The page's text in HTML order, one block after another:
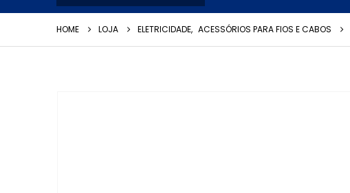
HOME LOJA ELETRICIDADE, ACESSÓRIOS PARA FIOS E CABOS